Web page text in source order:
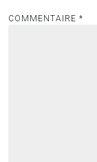
COMMENTAIRE *